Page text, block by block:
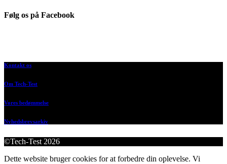
Følg os på Facebook
Kontakt os
Om Tech-Test
Vores bedømmelse
Nyhedsbrevsarkiv
©Tech-Test 2026
Dette website bruger cookies for at forbedre din oplevelse. Vi